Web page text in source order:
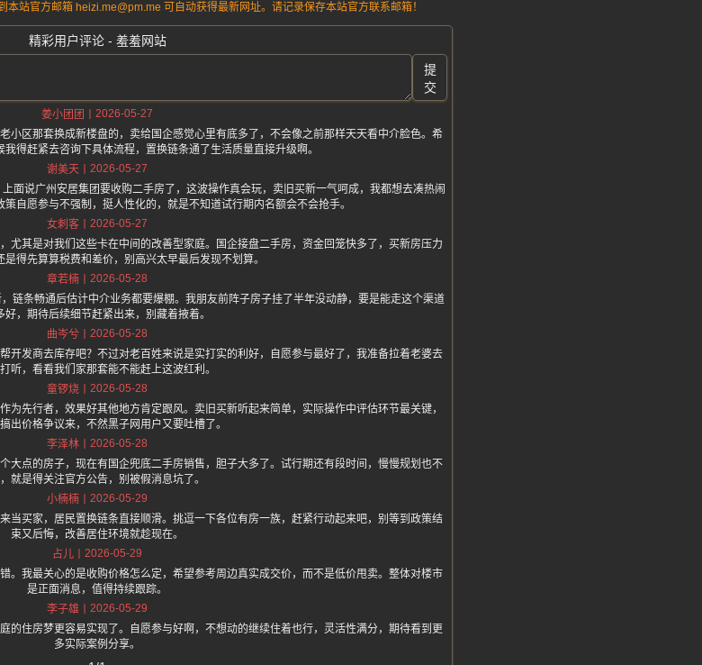
本站官方邮箱 heizi.me@pm.me 可自动获得最新网址。请记录保存本站官方联系邮箱！
精彩用户评论 - 羞羞网站
提
交
姜小团团
2026-05-27
小区那套换成新楼盘的，卖给国企感觉心里有底多了，不会像之前那样天天看中介脸色。希
得赶紧去咨询下具体流程，置换链条通了生活质量直接升级啊。
谢美天
2026-05-27
面说广州安居集团要收购二手房了，这波操作真会玩，卖旧买新一气呵成，我都想去凑热闹
自愿参与不强制，挺人性化的，就是不知道试行期内名额会不会抢手。
女刺客
2026-05-27
尤其是对我们这些卡在中间的改善型家庭。国企接盘二手房，资金回笼快多了，买新房压力
是得先算算税费和差价，别高兴太早最后发现不划算。
章若楠
2026-05-28
链条畅通后估计中介业务都要爆棚。我朋友前阵子房子挂了半年没动静，要是能走这个渠道
好，期待后续细节赶紧出来，别藏着掖着。
曲岑兮
2026-05-28
开发商去库存吧？不过对老百姓来说是实打实的利好，自愿参与最好了，我准备拉着老婆去
听，看看我们家那套能不能赶上这波红利。
童锣烧
2026-05-28
为先行者，效果好其他地方肯定跟风。卖旧买新听起来简单，实际操作中评估环节最关键，
出价格争议来，不然黑子网用户又要吐槽了。
李泽林
2026-05-28
大点的房子，现在有国企兜底二手房销售，胆子大多了。试行期还有段时间，慢慢规划也不
就是得关注官方公告，别被假消息坑了。
小楠楠
2026-05-29
当买家，居民置换链条直接顺滑。挑逗一下各位有房一族，赶紧行动起来吧，别等到政策结
束又后悔，改善居住环境就趁现在。
占儿
2026-05-29
。我最关心的是收购价格怎么定，希望参考周边真实成交价，而不是低价甩卖。整体对楼市
是正面消息，值得持续跟踪。
李子雄
2026-05-29
的住房梦更容易实现了。自愿参与好啊，不想动的继续住着也行，灵活性满分，期待看到更
多实际案例分享。